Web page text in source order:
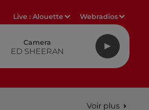
Live :Alouette Webradios
Camera
ED SHEERAN
Voir plus